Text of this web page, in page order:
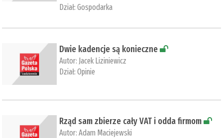
Dział:Gospodarka
Dwie kadencje są konieczne
Autor: Jacek Liziniewicz
Dział:Opinie
Rząd sam zbierze cały VAT i odda firmom
Autor:Adam Maciejewski